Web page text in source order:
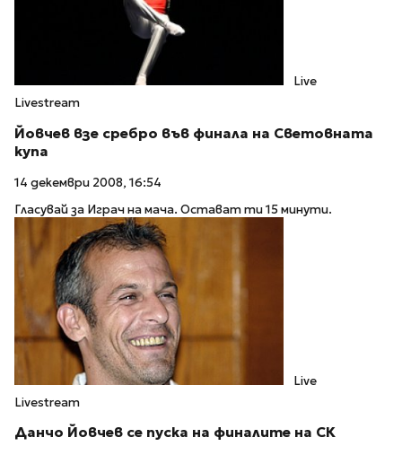
Live
Livestream
Йовчев взе сребро във финала на Световната
купа
14 декември 2008, 16:54
Гласувай за Играч на мача. Остават ти 15 минути.
Live
Livestream
Данчо Йовчев се пуска на финалите на СК